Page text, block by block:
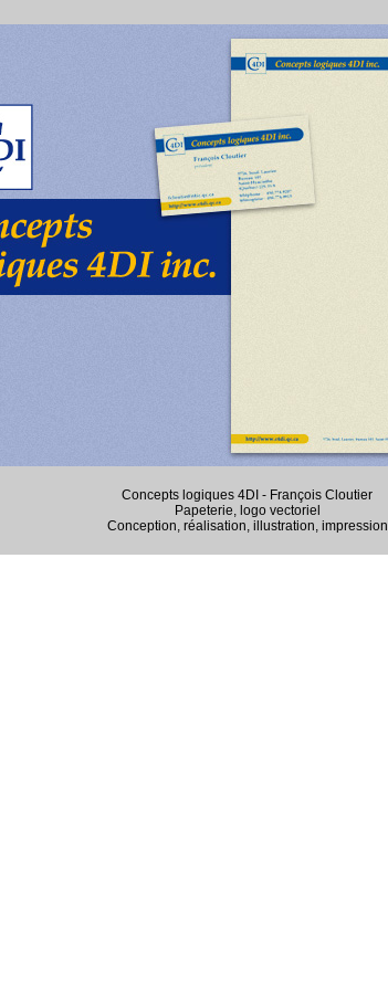
Concepts logiques 4DI - François Cloutier
Papeterie, logo vectoriel
Conception, réalisation, illustration, impression